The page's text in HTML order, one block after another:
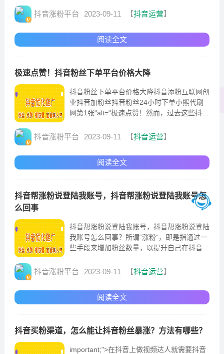
定直播间人气的重要因素。在抖音直播中，众
美食分享、情感交流等。观众的时间分布各
异，因此选择适合自己目...
抖音涨粉平台 2023-09-11 【抖音运营】
阅读全文
极速点赞！抖音粉丝下单平台价格大降
抖音粉丝下单平台价格大降抖音添粉互联网创
业抖音加粉丝抖音粉丝24小时下单小熊代刷
网第1张"alt="极速点赞！然而，过去这些抖音
一定的费用来购买所需的点赞和关注数量。许
买返现等优惠措施，以吸引更多用户前来...
抖音涨粉平台 2023-09-11 【抖音运营】
阅读全文
抖音帮涨粉说登陆我账号，抖音帮涨粉说登陆我账号怎
么回事
抖音帮涨粉说登陆我账号，抖音帮涨粉说登陆
我账号怎么回事？所谓“涨粉”，即是指通过一
些手段来增加粉丝数量，以提升自己在抖音平
非法手段获取他人账号信息的人，以登录他人
平台也会加强对恶意登录行为的监测和打击力
度，保护用户的隐...
抖音涨粉平台 2023-09-11 【抖音运营】
阅读全文
抖音买粉渠道，怎么能让抖音粉丝暴涨？方法有哪些？
important;"˃在抖音上做视频达人就需要抖音